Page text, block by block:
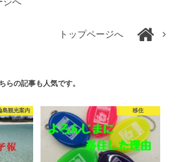
トップページへ
らの記事も人気です。
島観光案内 移住